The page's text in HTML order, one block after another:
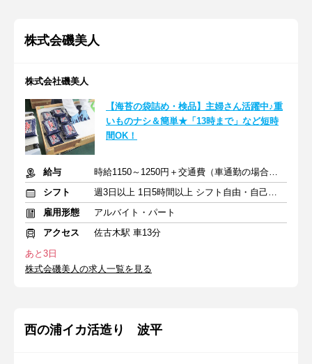
株式会磯美人
株式会社磯美人
【海苔の袋詰め・検品】主婦さん活躍中♪重
いものナシ＆簡単★「13時まで」など短時
間OK！
給与
時給1150～1250円＋交通費（車通勤の場合も支給あり）
シフト
週3日以上 1日5時間以上 シフト自由・自己申告
雇用形態
アルバイト・パート
アクセス
佐古木駅 車13分
あと3日
株式会磯美人の求人一覧を見る
西の浦イカ活造り 波平